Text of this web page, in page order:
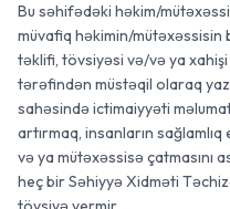
Bu səhifədəki həkim/
müvafiq həkimin/mütəxəssisin
təklifi, tövsiyəsi və/və ya
tərəfindən müstəqil olaraq
sahəsində ictimaiyyəti
artırmaq, insanların
və ya mütəxəssisə çatmasını
heç bir Səhiyyə Xidməti